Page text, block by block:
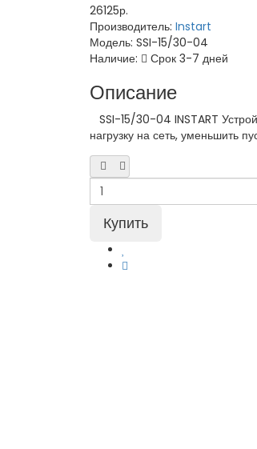
26125р.
Производитель: Instart
Модель: SSI-15/30-04
Наличие:
Срок 3-7 дней
Описание
SSI-15/30-04 INSTART
нагрузку на сеть, уменьшить